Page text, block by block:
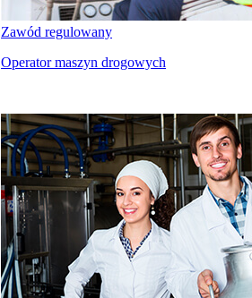
Zawód regulowany
Operator maszyn drogowych